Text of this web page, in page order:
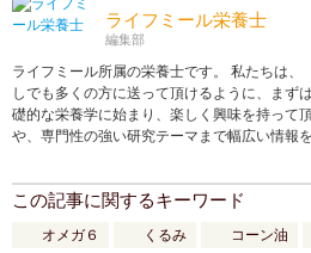
ライフミール栄養士
編集部
ライフミール所属の栄養士です。 私たちは、
しでも多くの方に送って頂けるように、まず
礎的な栄養学に始まり、楽しく興味を持って
や、専門性の強い研究テーマまで幅広い情報
この記事に関するキーワード
オメガ６ くるみ コーン油